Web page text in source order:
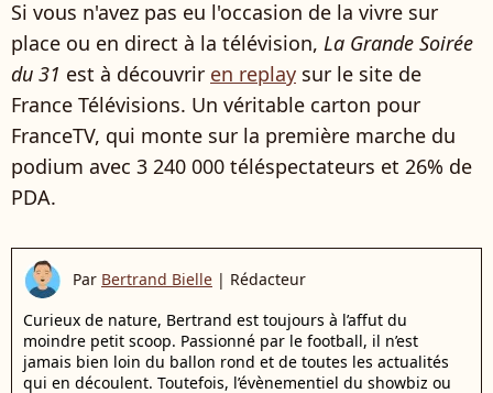
Si vous n'avez pas eu l'occasion de la vivre sur
place ou en direct à la télévision, La Grande Soirée
du 31 est à découvrir en replay sur le site de
France Télévisions. Un véritable carton pour
FranceTV, qui monte sur la première marche du
podium avec 3 240 000 téléspectateurs et 26% de
PDA.
Par Bertrand Bielle | Rédacteur
Curieux de nature, Bertrand est toujours à l’affut du
moindre petit scoop. Passionné par le football, il n’est
jamais bien loin du ballon rond et de toutes les actualités
qui en découlent. Toutefois, l’évènementiel du showbiz ou